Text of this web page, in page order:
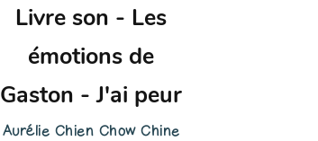
Livre son - Les
émotions de
Gaston - J'ai peur
Aurélie Chien Chow Chine